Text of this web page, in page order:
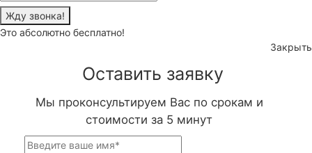
Жду звонка!
Это абсолютно бесплатно!
Закрыть
Оставить заявку
Мы проконсультируем Вас по срокам и
стоимости за 5 минут